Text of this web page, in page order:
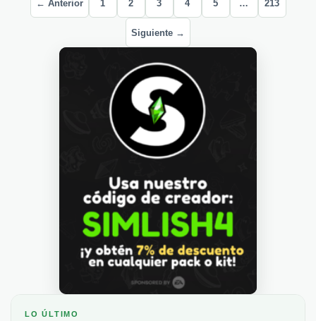
LO ÚLTIMO
← Anterior 1 2 3 4 5 … 213
Siguiente →